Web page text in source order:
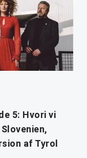
5: Hvori vi
af Tyrol